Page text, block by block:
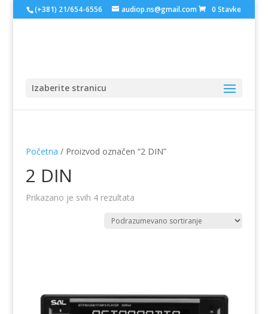
(+381) 21/654-6556 audiop.ns@gmail.com 0 Stavke
Izaberite stranicu
Početna / Proizvod označen “2 DIN”
2 DIN
Prikazano je svih 4 rezultata